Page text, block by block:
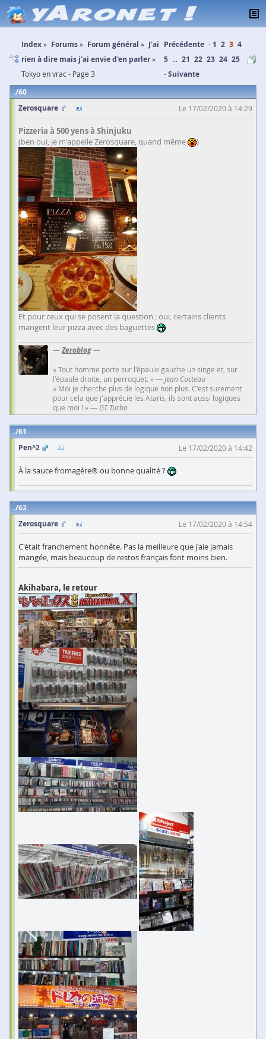
Index Forums Forum général
J'ai
rien à dire mais j'ai envie d'en parler
Tokyo en vrac - Page 3
Précédente 1 2 3 4
5 ... 21 22 23 24 25
Suivante
60
Zerosquare
Le 17/02/2020 à 14:29
Pizzeria à 500 yens à Shinjuku
(ben oui, je m'appelle Zerosquare, quand même
)
Et pour ceux qui se posent la question : oui, certains clients
mangent leur pizza avec des baguettes
—Zeroblog—
« Tout homme porte sur l'épaule gauche un singe et, sur
l'épaule droite, un perroquet. » — Jean Cocteau
« Moi je cherche plus de logique non plus. C'est surement
pour cela que j'apprécie les Ataris, ils sont aussi logiques
que moi ! » — GT Turbo
61
Pen^2
Le 17/02/2020 à 14:42
À la sauce fromagère® ou bonne qualité ?
62
Zerosquare
Le 17/02/2020 à 14:54
C'était franchement honnête. Pas la meilleure que j'aie jamais
mangée, mais beaucoup de restos français font moins bien.
Akihabara, le retour